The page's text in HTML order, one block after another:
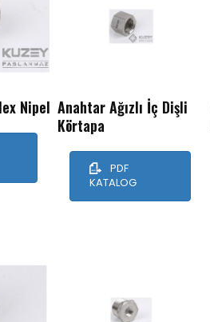
Search
Nipel Anahtar Ağızlı İç Dişli
Körtapa
PDF
KATALOG